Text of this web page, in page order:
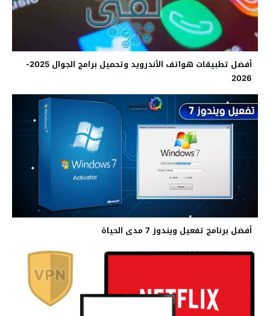
أفضل تطبيقات هواتف الأندرويد وتحميل برامج الجوال 2025-
2026
أفضل برنامج تفعيل ويندوز 7 مدى الحياة